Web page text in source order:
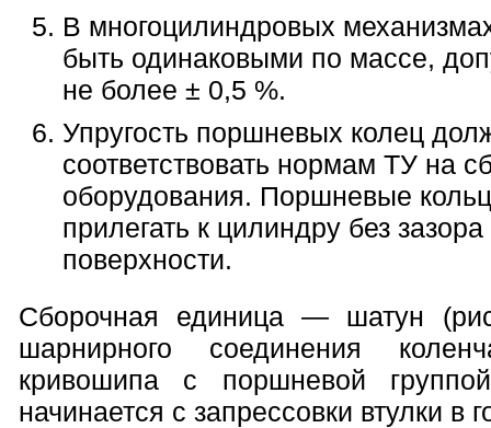
В многоцилиндровых
быть одинаковыми по массе,
не более ± 0,5 %.
Упругость поршневых колец
соответствовать нормам ТУ на
оборудования. Поршневые
прилегать к цилиндру без
поверхности.
Сборочная единица — шатун
шарнирного соединения
кривошипа с поршневой
начинается с запрессовки втулки в